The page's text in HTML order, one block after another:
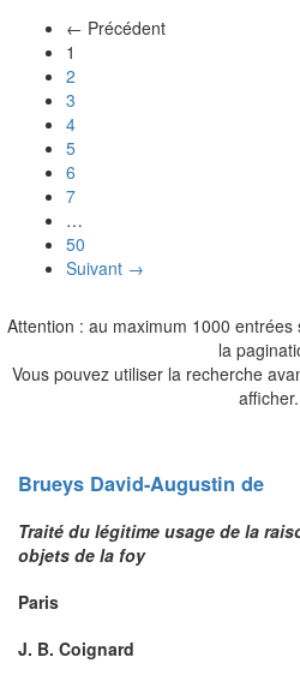
← Précédent
1
2
3
4
5
6
7
…
50
Suivant →
Attention : au maximum 1000
la
Vous pouvez utiliser la recherche
afficher.
Brueys David-Augustin de
Traité du légitime usage de la
objets de la foy
Paris
J. B. Coignard